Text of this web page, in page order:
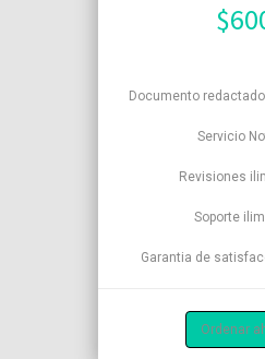
$
Documento
Servicio
Revisiones
Soporte
Garantia de
Ordenar